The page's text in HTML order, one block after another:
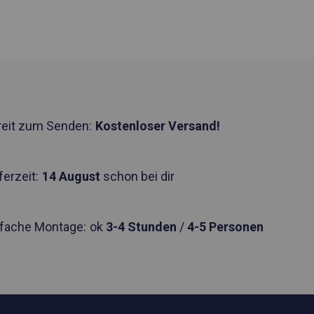
zum Senden: Kostenloser Versand!
14 August schon bei dir
Montage: ok 3-4 Stunden /4-5 Personen